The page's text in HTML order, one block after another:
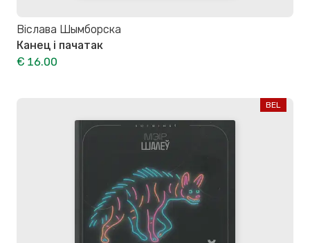
Віслава Шымборска
Канец і пачатак
€ 16.00
BEL